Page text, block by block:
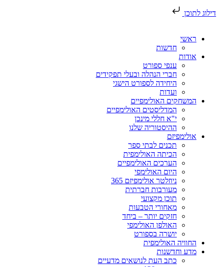
דילוג לתוכן
ראשי
חדשות
אודות
ענפי ספורט
חברי הנהלה ובעלי תפקידים
היחידה לספורט הישגי
ועדות
המשחקים האולימפיים
המדליסטים האולימפיים
י"א חללי מינכן
ההיסטוריה שלנו
אולימפיזם
תכנים לבתי ספר
הכיתה האולימפית
הערכים האולימפיים
היום האולימפי
ניוזלטר אולימפיזם 365
מעורבות חברתית
תוכן מקצועי
מאחורי הטבעות
חזקים יותר – ביחד
האולפן האולימפי
יושרה בספורט
החוויה האולימפית
מדע וחדשנות
כתב העת לנושאים מדעיים